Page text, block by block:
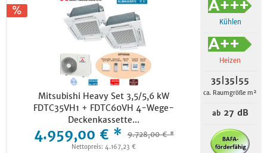
Mitsubishi Heavy Set 3,5/5,6 kW
FDTC35VH1 + FDTC60VH 4-Wege-
Deckenkassette...
4.959,00 € * 9.728,00 € *
Nettopreis: 4.167,23 €
Kühlen
Heizen
35|35|55
ca. Raumgröße m²
ab27 dB